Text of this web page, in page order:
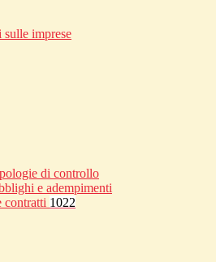
imprese
di controllo
e adempimenti
contratti 1022